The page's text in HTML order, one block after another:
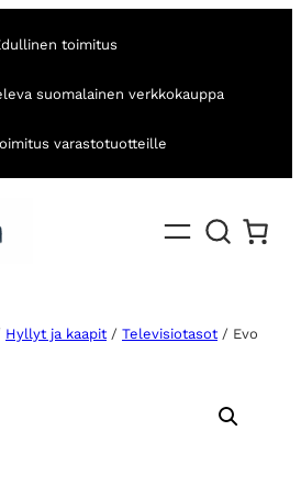
toimitus
suomalainen verkkokauppa
varastotuotteille
Hyllyt ja kaapit / Televisiotasot / Evo